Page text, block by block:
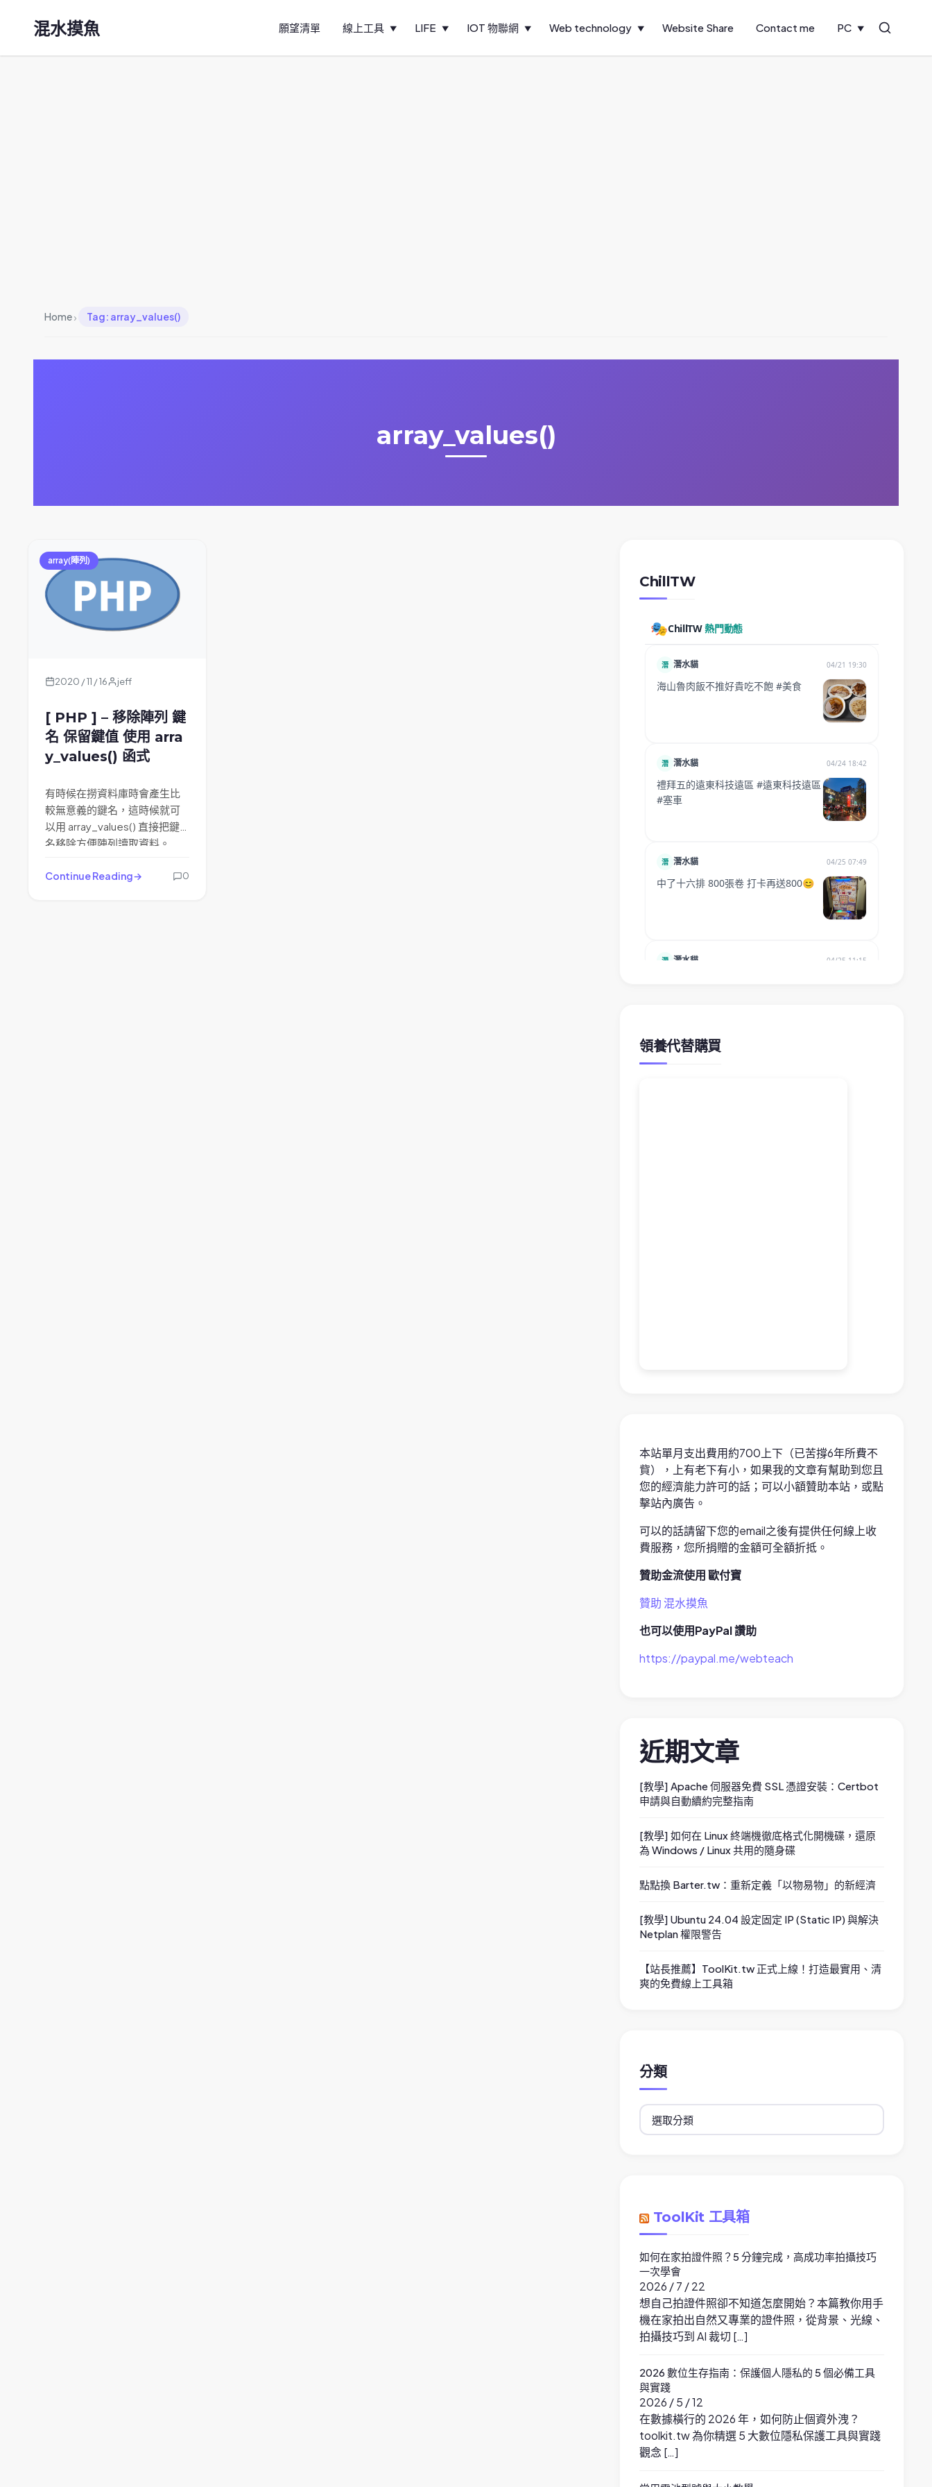
混水摸魚 願望清單 線上工具 LIFE IOT 物聯網 Web technology Website Share Contact me PC Search
Home› Tag: array_values()
array_values()
array(陣列)
2020 / 11 / 16 jeff
[ PHP ] – 移除陣列 鍵
名 保留鍵值 使用 arra
y_values() 函式
有時候在撈資料庫時會產生比
較無意義的鍵名，這時候就可
以用 array_values() 直接把鍵
名移除方便陣列讀取資料。
Continue Reading 0
ChillTW
領養代替購買
本站單月支出費用約700上下（已苦撐6年所費不
貲），上有老下有小，如果我的文章有幫助到您且
您的經濟能力許可的話；可以小額贊助本站，或點
擊站內廣告。
可以的話請留下您的email之後有提供任何線上收
費服務，您所捐贈的金額可全額折抵。
贊助金流使用 歐付寶
贊助 混水摸魚
也可以使用PayPal 讚助
https://paypal.me/webteach
近期文章
[教學] Apache 伺服器免費 SSL 憑證安裝：Certbot
申請與自動續約完整指南
[教學] 如何在 Linux 終端機徹底格式化開機碟，還原
為 Windows / Linux 共用的隨身碟
點點換 Barter.tw：重新定義「以物易物」的新經濟
[教學] Ubuntu 24.04 設定固定 IP (Static IP) 與解決
Netplan 權限警告
【站長推薦】ToolKit.tw 正式上線！打造最實用、清
爽的免費線上工具箱
分類
分
類
ToolKit 工具箱
如何在家拍證件照？5 分鐘完成，高成功率拍攝技巧
一次學會
2026 / 7 / 22
想自己拍證件照卻不知道怎麼開始？本篇教你用手
機在家拍出自然又專業的證件照，從背景、光線、
拍攝技巧到 AI 裁切 […]
2026 數位生存指南：保護個人隱私的 5 個必備工具
與實踐
2026 / 5 / 12
在數據橫行的 2026 年，如何防止個資外洩？
toolkit.tw 為你精選 5 大數位隱私保護工具與實踐
觀念 […]